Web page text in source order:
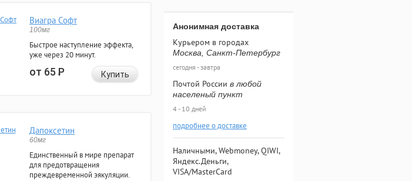
Виагра Софт
100мг
Быстрое наступление эффекта,
уже через 20 минут.
от 65Р Купить
Дапоксетин
60мг
Единственный в мире препарат
для предотвращения
преждевременной эякуляции.
Анонимная доставка
Курьером в городах
Москва, Санкт-Петербург
сегодня - завтра
Почтой России в любой
населеный пункт
4 - 10 дней
подробнее о доставке
Наличными, Webmoney, QIWI,
Яндекс.Деньги,
VISA/MasterCard